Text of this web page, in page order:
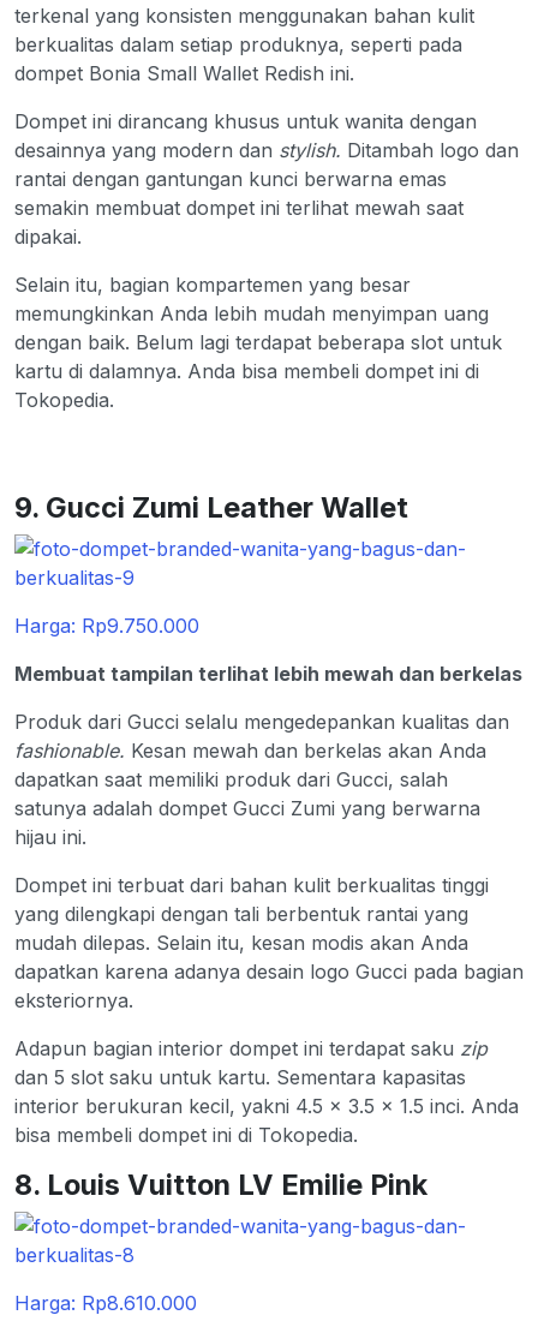
terkenal yang konsisten menggunakan bahan kulit
berkualitas dalam setiap produknya, seperti pada
dompet Bonia Small Wallet Redish ini.
Dompet ini dirancang khusus untuk wanita dengan
desainnya yang modern dan stylish. Ditambah logo dan
rantai dengan gantungan kunci berwarna emas
semakin membuat dompet ini terlihat mewah saat
dipakai.
Selain itu, bagian kompartemen yang besar
memungkinkan Anda lebih mudah menyimpan uang
dengan baik. Belum lagi terdapat beberapa slot untuk
kartu di dalamnya. Anda bisa membeli dompet ini di
Tokopedia.
9. Gucci Zumi Leather Wallet
Harga: Rp9.750.000
Membuat tampilan terlihat lebih mewah dan berkelas
Produk dari Gucci selalu mengedepankan kualitas dan
fashionable. Kesan mewah dan berkelas akan Anda
dapatkan saat memiliki produk dari Gucci, salah
satunya adalah dompet Gucci Zumi yang berwarna
hijau ini.
Dompet ini terbuat dari bahan kulit berkualitas tinggi
yang dilengkapi dengan tali berbentuk rantai yang
mudah dilepas. Selain itu, kesan modis akan Anda
dapatkan karena adanya desain logo Gucci pada bagian
eksteriornya.
Adapun bagian interior dompet ini terdapat saku zip
dan 5 slot saku untuk kartu. Sementara kapasitas
interior berukuran kecil, yakni 4.5 x 3.5 x 1.5 inci. Anda
bisa membeli dompet ini di Tokopedia.
8. Louis Vuitton LV Emilie Pink
Harga: Rp8.610.000